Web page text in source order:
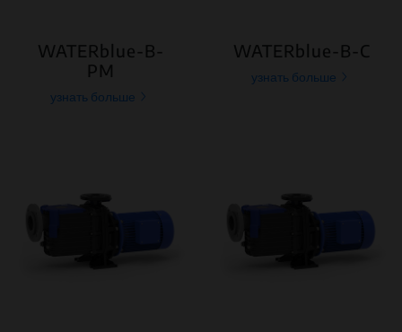
WATERblue-B-
PM
узнать больше
WATERblue-B-C
узнать больше